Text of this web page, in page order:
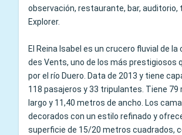
observación, restaurante, bar, auditorio,
Explorer.
El Reina Isabel es un crucero fluvial de la
des Vents, uno de los más prestigiosos
por el río Duero. Data de 2013 y tiene
118 pasajeros y 33 tripulantes. Tiene 79
largo y 11,40 metros de ancho. Los
decorados con un estilo refinado y
superficie de 15/20 metros cuadrados,